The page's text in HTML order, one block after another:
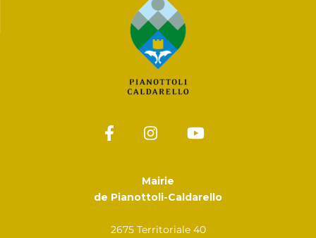
Mairie
de Pianottoli-Caldarello
2675 Territoriale 40